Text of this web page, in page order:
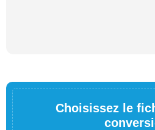
Choisissez le